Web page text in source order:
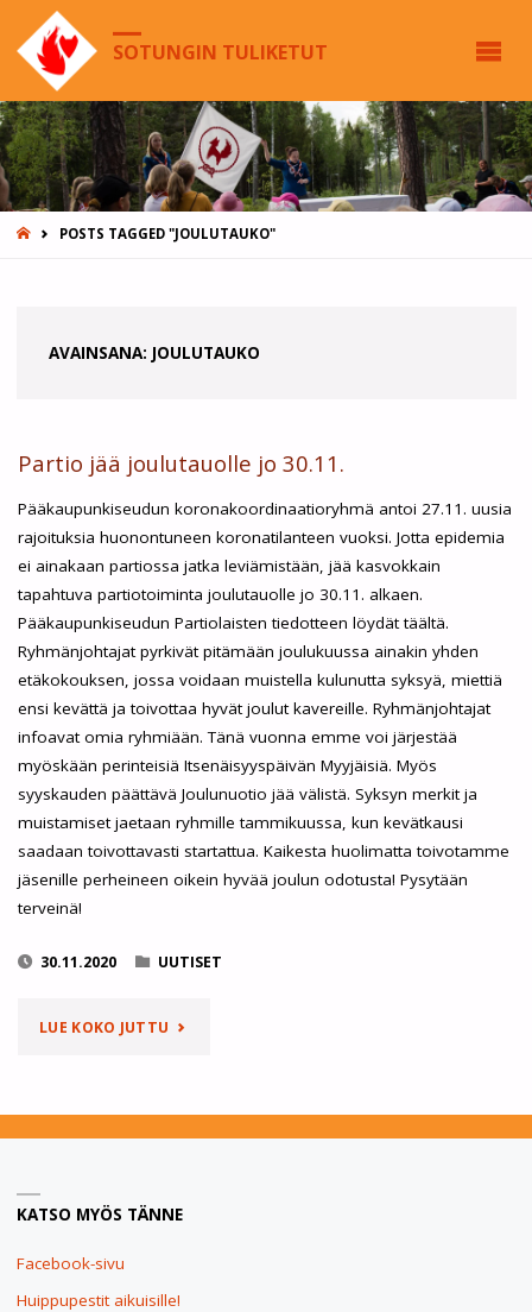
SOTUNGIN TULIKETUT
HOMEPOSTS TAGGED "JOULUTAUKO"
AVAINSANA: JOULUTAUKO
Partio jää joulutauolle jo 30.11.
Pääkaupunkiseudun koronakoordinaatioryhmä antoi 27.11. uusia
rajoituksia huonontuneen koronatilanteen vuoksi. Jotta epidemia
ei ainakaan partiossa jatka leviämistään, jää kasvokkain
tapahtuva partiotoiminta joulutauolle jo 30.11. alkaen.
Pääkaupunkiseudun Partiolaisten tiedotteen löydät täältä.
Ryhmänjohtajat pyrkivät pitämään joulukuussa ainakin yhden
etäkokouksen, jossa voidaan muistella kulunutta syksyä, miettiä
ensi kevättä ja toivottaa hyvät joulut kavereille. Ryhmänjohtajat
infoavat omia ryhmiään. Tänä vuonna emme voi järjestää
myöskään perinteisiä Itsenäisyyspäivän Myyjäisiä. Myös
syyskauden päättävä Joulunuotio jää välistä. Syksyn merkit ja
muistamiset jaetaan ryhmille tammikuussa, kun kevätkausi
saadaan toivottavasti startattua. Kaikesta huolimatta toivotamme
jäsenille perheineen oikein hyvää joulun odotusta! Pysytään
terveinä!
30.11.2020 UUTISET
LUE KOKO JUTTU "PARTIO
JOULUTAUOLLE
30.11."
KATSO MYÖS TÄNNE
Facebook-sivu
Huippupestit aikuisille!